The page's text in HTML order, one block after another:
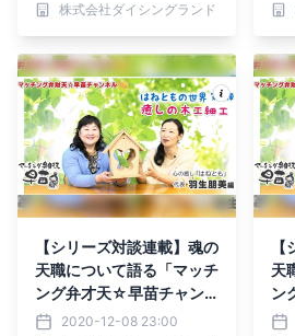
株式会社ダイシングランド
【シリーズ対談連載】魂の
天職について語る「マッチ
ング弁才天☆早苗チャン
ネル」2020-12-08 23:00
天
ン
ネ